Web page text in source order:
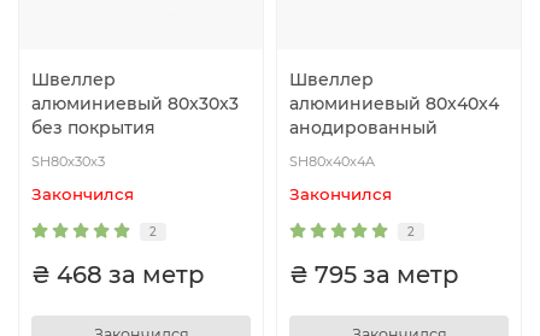
Швеллер
алюминиевый 80x30x3
без покрытия
SH80x30x3
Закончился
2
₴ 468 за метр
Швеллер
алюминиевый 80x40x4
анодированный
SH80x40x4A
Закончился
2
₴ 795 за метр